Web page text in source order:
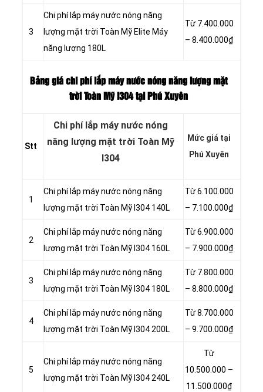
3
Chi phí lắp máy nước nóng năng
lượng mặt trời Toàn Mỹ Elite Máy
năng lượng 180L
Từ 7.400.000
– 8.400.000₫
Bảng giá chi phí lắp máy nước nóng năng lượng mặt
trời Toàn Mỹ I304 tại Phú Xuyên
Stt
Chi phí lắp máy nước nóng
năng lượng mặt trời Toàn Mỹ
I304
Mức giá tại
Phú Xuyên
1
Chi phí lắp máy nước nóng năng
lượng mặt trời Toàn Mỹ I304 140L
Từ 6.100.000
– 7.100.000₫
2
Chi phí lắp máy nước nóng năng
lượng mặt trời Toàn Mỹ I304 160L
Từ 6.900.000
– 7.900.000₫
3
Chi phí lắp máy nước nóng năng
lượng mặt trời Toàn Mỹ I304 180L
Từ 7.800.000
– 8.800.000₫
4
Chi phí lắp máy nước nóng năng
lượng mặt trời Toàn Mỹ I304 200L
Từ 8.700.000
– 9.700.000₫
5
Chi phí lắp máy nước nóng năng
lượng mặt trời Toàn Mỹ I304 240L
Từ
10.500.000 –
11.500.000₫